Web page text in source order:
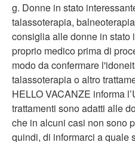
g. Donne in stato
talassoterapia,
consiglia alle donne in stato
proprio medico prima di
modo da confermare
talassoterapia o altro
HELLO VACANZE informa
trattamenti sono adatti alle
che in alcuni casi non sono
quindi, di informarci a quale